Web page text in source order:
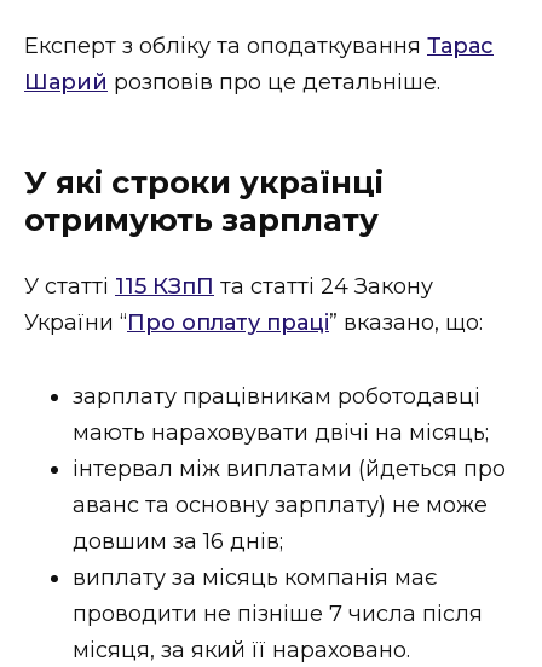
ФОТО
ВІДЕО
Експерт з обліку та оподаткування Тарас
Шарий розповів про це детальніше.
У які строки українці
отримують зарплату
У статті 115 КЗпП та статті 24 Закону
України “Про оплату праці” вказано, що:
зарплату працівникам роботодавці
мають нараховувати двічі на місяць;
інтервал між виплатами (йдеться про
аванс та основну зарплату) не може
довшим за 16 днів;
виплату за місяць компанія має
проводити не пізніше 7 числа після
місяця, за який її нараховано.